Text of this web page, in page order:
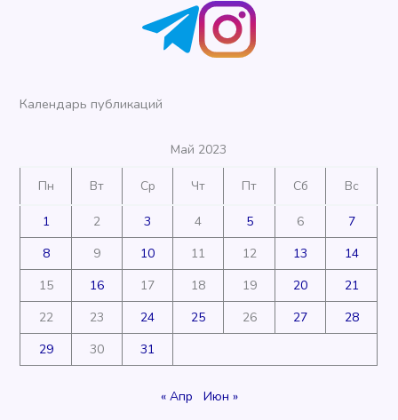
Календарь публикаций
Май 2023
Пн Вт Ср Чт Пт Сб Вс
1 2 3 4 5 6
7
8
9 10 11 12 13
14
15
16 17 18 19 20
21
22
23 24 25 26 27
28
29
30 31
« Апр Июн »